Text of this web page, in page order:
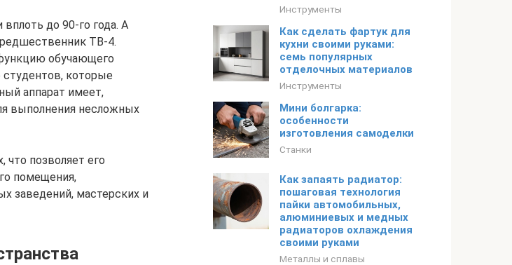
до 90-го года. А
ТВ-4.
обучающего
студентов, которые
аппарат имеет,
выполнения несложных
позволяет его
помещения,
заведений, мастерских и
Инструменты
Как сделать фартук для
кухни своими руками:
семь популярных
отделочных материалов
Инструменты
Мини болгарка:
особенности
изготовления самоделки
Станки
Как запаять радиатор:
пошаговая технология
пайки автомобильных,
алюминиевых и медных
радиаторов охлаждения
своими руками
Металлы и сплавы